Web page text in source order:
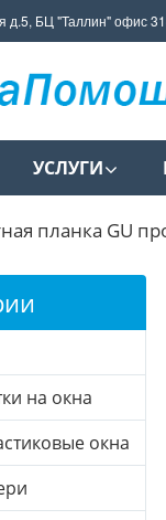
д.5, БЦ "Таллин" офис
УСЛУГИ
планка GU
на окна
окна